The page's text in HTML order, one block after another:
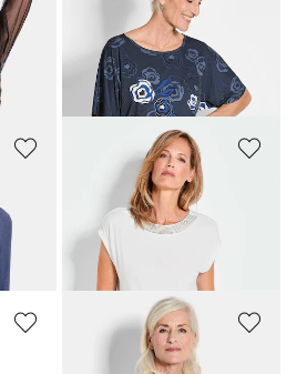
Druckshirt
29,95 €69,95 €
30-Tage-Bestpreis**: 39,95 € (-25%)
Shirt mit Schmucksteinen
29,95 € 69,95 €
30-Tage-Bestpreis**: 39,95 €